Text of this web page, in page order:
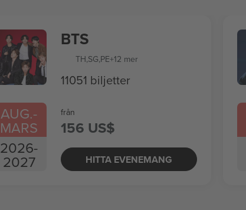
AUG.-
MARS
2026-
2027
BTS
TH,SG,PE+12 mer
11051 biljetter
från
156 US$
HITTA EVENEMANG